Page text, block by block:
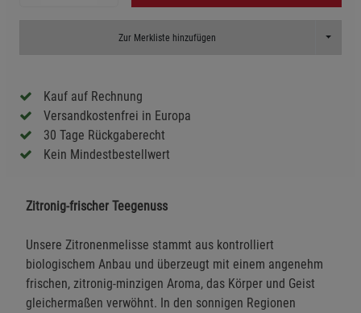
Zur Merkliste hinzufügen Toggle
Kauf auf Rechnung
Versandkostenfrei in Europa
30 Tage Rückgaberecht
Kein Mindestbestellwert
Zitronig-frischer Teegenuss
Unsere Zitronenmelisse stammt aus kontrolliert
biologischem Anbau und überzeugt mit einem angenehm
frischen, zitronig-minzigen Aroma, das Körper und Geist
gleichermaßen verwöhnt. In den sonnigen Regionen